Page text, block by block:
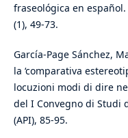
fraseológica en
(1), 49-73.
García-Page Sánchez,
la ‘comparativa
locuzioni modi di dire
del I Convegno di Studi
(API), 85-95.